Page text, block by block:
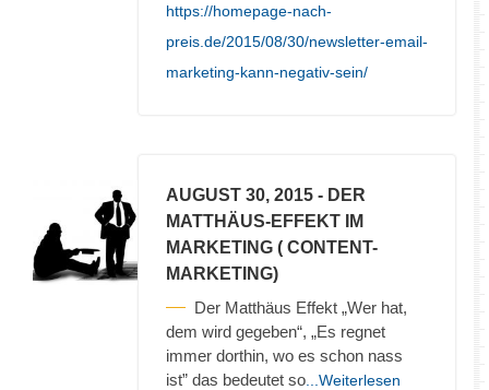
https://homepage-nach-
preis.de/2015/08/30/newsletter-email-
marketing-kann-negativ-sein/
AUGUST 30, 2015 - DER
MATTHÄUS-EFFEKT IM
MARKETING ( CONTENT-
MARKETING)
Der Matthäus Effekt „Wer hat,
dem wird gegeben“, „Es regnet
immer dorthin, wo es schon nass
ist” das bedeutet so ...Weiterlesen